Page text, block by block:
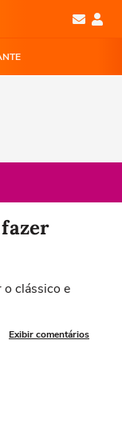
o clássico e
Exibir comentários